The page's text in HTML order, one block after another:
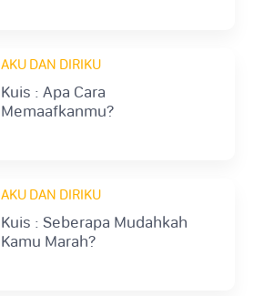
AKU DAN DIRIKU
Kuis : Apa Cara
Memaafkanmu?
AKU DAN DIRIKU
Kuis : Seberapa Mudahkah
Kamu Marah?